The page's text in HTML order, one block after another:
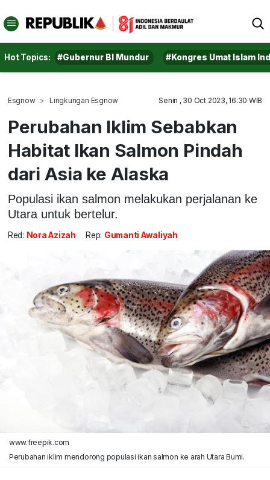
Hot Topics: #Gubernur BI Mundur #Kongres Umat Islam
Esgnow Lingkungan Esgnow Senin , 30 Oct 2023, 16:30 WIB
Perubahan Iklim Sebabkan
Habitat Ikan Salmon Pindah
dari Asia ke Alaska
Populasi ikan salmon melakukan perjalanan ke
Utara untuk bertelur.
Red: Nora Azizah Rep: Gumanti Awaliyah
www.freepik.com
Perubahan iklim mendorong populasi ikan salmon ke arah Utara Bumi.